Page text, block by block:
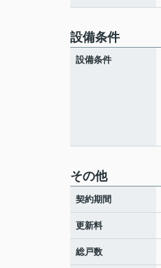
設備条件
設備条件
その他
契約期間
更新料
総戸数